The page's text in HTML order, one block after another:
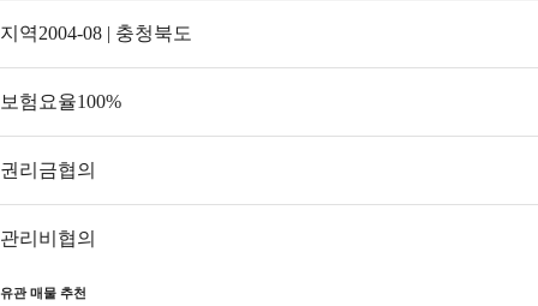
지역2004-08 | 충청북도
보험요율100%
권리금협의
관리비 협의
유관 매물 추천